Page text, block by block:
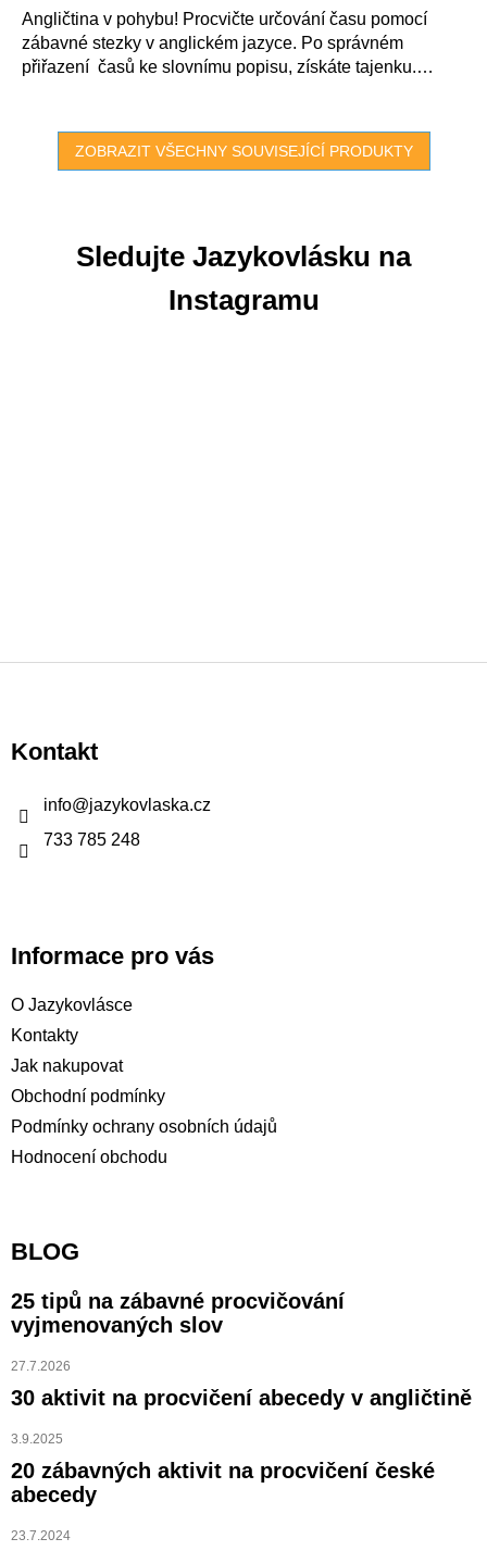
Angličtina v pohybu! Procvičte určování času pomocí
zábavné stezky v anglickém jazyce. Po správném
přiřazení časů ke slovnímu popisu, získáte tajenku.
ZOBRAZIT VŠECHNY SOUVISEJÍCÍ PRODUKTY
Sledujte Jazykovlásku na
Instagramu
p
aKontakt
info@jazykovlaska.cz
733 785 248
Informace pro vás
O Jazykovlásce
Kontakty
Jak nakupovat
Obchodní podmínky
Podmínky ochrany osobních údajů
Hodnocení obchodu
BLOG
25 tipů na zábavné procvičování
vyjmenovaných slov
27.7.2026
30 aktivit na procvičení abecedy v angličtině
3.9.2025
20 zábavných aktivit na procvičení české
abecedy
23.7.2024